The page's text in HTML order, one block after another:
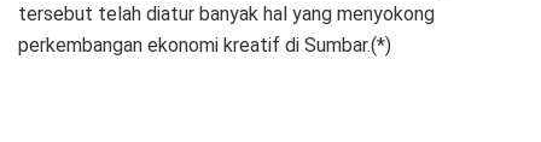
tersebut telah diatur banyak hal yang menyokong
perkembangan ekonomi kreatif di Sumbar.(*)